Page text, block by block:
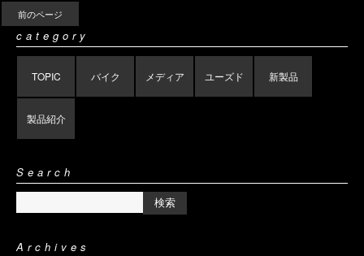
前のページ
category
TOPIC バイク メディア ユーズド 新製品
製品紹介
Search
Archives